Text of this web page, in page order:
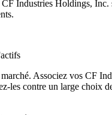
Industries Holdings, Inc.
Associez vos CF
les contre un large choix